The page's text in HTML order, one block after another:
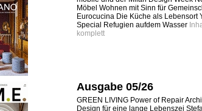
Möbel Wohnen mit Sinn für
Eurocucina Die Küche als Lebensort
Special Refugien aufdem Wasser
komplett
Ausgabe 05/26
GREEN LIVING Power of Repair
Design für eine lange Lebenszei